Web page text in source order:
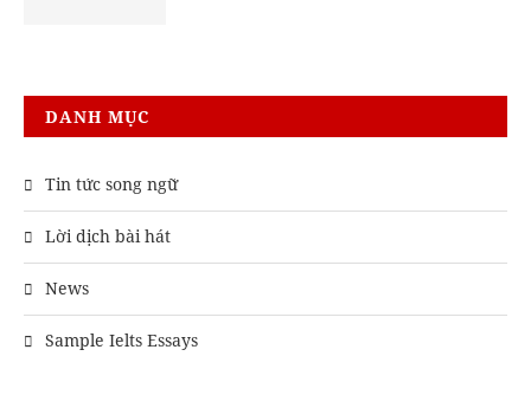
DANH MỤC
Tin tức song ngữ
Lời dịch bài hát
News
Sample Ielts Essays